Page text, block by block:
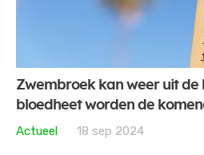
Zwembroek kan weer uit de
bloedheet worden de
Actueel
18 sep 2024